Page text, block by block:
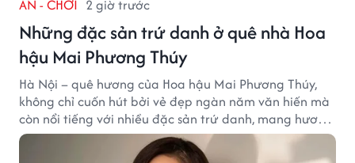
ĂN - CHƠI 2 giờ trước
Những đặc sản trứ danh ở quê nhà Hoa
hậu Mai Phương Thúy
Hà Nội – quê hương của Hoa hậu Mai Phương Thúy,
không chỉ cuốn hút bởi vẻ đẹp ngàn năm văn hiến mà
còn nổi tiếng với nhiều đặc sản trứ danh, mang hương
vị tinh tế và đậm đà bản sắc đất kinh kỳ.